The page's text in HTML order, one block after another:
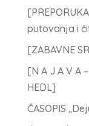
putovanja i
[ZABAVNE
[N A J A V A
HEDL]
ČASOPIS